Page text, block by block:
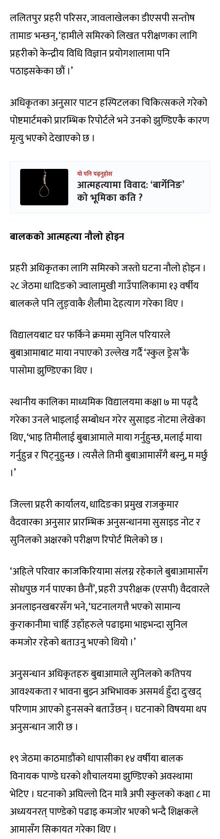
ललितपुर प्रहरी परिसर, जावलाखेलका डीएसपी सन्तोष
तामाङ भन्छन्, ‘हामीले समिरको लिखत परीक्षणका लागि
प्रहरीको केन्द्रीय विधि विज्ञान प्रयोगशालामा पनि
पठाइसकेका छौं ।’
अधिकृतका अनुसार पाटन हस्पिटलका चिकित्सकले गरेको
पोष्टमार्टमको प्रारम्भिक रिपोर्टले भने उनको झुण्डिएकै कारण
मृत्यु भएको देखाएको छ ।
यो पनि पढ्नुहोस
आत्महत्यामा विवाद: ‘बार्गेनिङ’
को भूमिका कति ?
बालकको आत्महत्या नौलो होइन
प्रहरी अधिकृतका लागि समिरको जस्तो घटना नौलो होइन ।
२८ जेठमा धादिङको ज्वालामुखी गाउँपालिकामा १३ वर्षीय
बालकले पनि लुङ्वाकै शैलीमा देहत्याग गरेका थिए ।
विद्यालयबाट घर फर्किने क्रममा सुनिल परियारले
बुबाआमाबाट माया नपाएको उल्लेख गर्दै ‘स्कुल ड्रेस’कै
पासोमा झुण्डिएका थिए ।
स्थानीय कालिका माध्यमिक विद्यालयमा कक्षा ७ मा पढ्दै
गरेका उनले भाइलाई सम्बोधन गरेर सुसाइड नोटमा लेखेका
थिए, ‘भाइ तिमीलाई बुबाआमाले माया गर्नुहुन्छ, मलाई माया
गर्नुहुन्न र पिट्नुहुन्छ । त्यसैले तिमी बुबाआमासँगै बस्नु, म मर्छु
।’
जिल्ला प्रहरी कार्यालय, धादिङका प्रमुख राजकुमार
वैदवारका अनुसार प्रारम्भिक अनुसन्धानमा सुसाइड नोट र
सुनिलको अक्षरको परीक्षण रिपोर्ट मिलेको छ ।
‘अहिले परिवार काजकिरियामा संलग्न रहेकाले बुबाआमासँग
सोधपुछ गर्न पाएका छैनौं’, प्रहरी उपरीक्षक (एसपी) वैदवारले
अनलाइनखबरसँग भने, ‘घटनालगत्तै भएको सामान्य
कुराकानीमा चाहिँ उहाँहरुले पढाइमा भाइभन्दा सुनिल
कमजोर रहेको बताउनु भएको थियो ।’
अनुसन्धान अधिकृतहरु बुबाआमाले सुनिलको कतिपय
आवश्यकता र भावना बुझ्न अभिभावक असमर्थ हुँदा दुःखद्
परिणाम आएको हुनसक्ने बताउँछन् । घटनाको विषयमा थप
अनुसन्धान जारी छ ।
१९ जेठमा काठमाडौंको धापासीका १४ वर्षीया बालक
विनायक पाण्डे घरको शौचालयमा झुण्डिएको अवस्थामा
भेटिए । घटनाको अघिल्लो दिन मात्रै अपी स्कुलको कक्षा ८ मा
अध्ययनरत् पाण्डेको पढाइ कमजोर भएको भन्दै शिक्षकले
आमासँग सिकायत गरेका थिए ।